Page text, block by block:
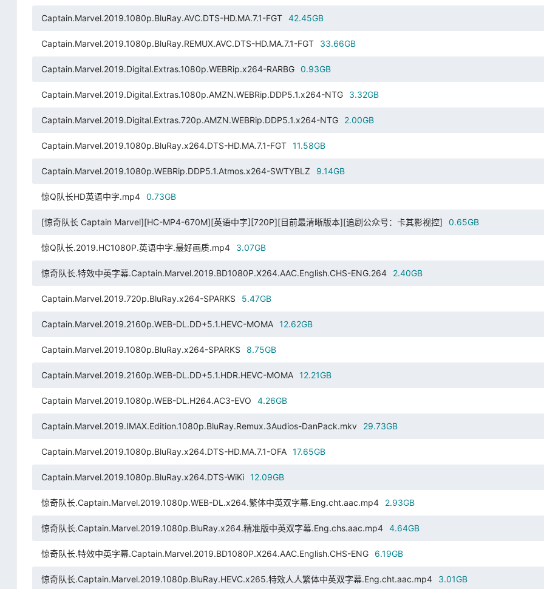
Captain.Marvel.2019.1080p.BluRay.AVC.DTS-HD.MA.7.1-FGT 42.45GB
Captain.Marvel.2019.1080p.BluRay.REMUX.AVC.DTS-HD.MA.7.1-FGT 33.66GB
Captain.Marvel.2019.Digital.Extras.1080p.WEBRip.x264-RARBG 0.93GB
Captain.Marvel.2019.Digital.Extras.1080p.AMZN.WEBRip.DDP5.1.x264-NTG 3.32GB
Captain.Marvel.2019.Digital.Extras.720p.AMZN.WEBRip.DDP5.1.x264-NTG 2.00GB
Captain.Marvel.2019.1080p.BluRay.x264.DTS-HD.MA.7.1-FGT 11.58GB
Captain.Marvel.2019.1080p.WEBRip.DDP5.1.Atmos.x264-SWTYBLZ 9.14GB
惊Q队长HD英语中字.mp4 0.73GB
[惊奇队长 Captain Marvel][HC-MP4-670M][英语中字][720P][目前最清晰版本][追剧公众号：卡其影视控] 0.65GB
惊Q队长.2019.HC1080P.英语中字.最好画质.mp4 3.07GB
惊奇队长.特效中英字幕.Captain.Marvel.2019.BD1080P.X264.AAC.English.CHS-ENG.264 2.40GB
Captain.Marvel.2019.720p.BluRay.x264-SPARKS 5.47GB
Captain.Marvel.2019.2160p.WEB-DL.DD+5.1.HEVC-MOMA 12.62GB
Captain.Marvel.2019.1080p.BluRay.x264-SPARKS 8.75GB
Captain.Marvel.2019.2160p.WEB-DL.DD+5.1.HDR.HEVC-MOMA 12.21GB
Captain Marvel.2019.1080p.WEB-DL.H264.AC3-EVO 4.26GB
Captain.Marvel.2019.IMAX.Edition.1080p.BluRay.Remux.3Audios-DanPack.mkv 29.73GB
Captain.Marvel.2019.1080p.BluRay.x264.DTS-HD.MA.7.1-OFA 17.65GB
Captain.Marvel.2019.1080p.BluRay.x264.DTS-WiKi 12.09GB
惊奇队长.Captain.Marvel.2019.1080p.WEB-DL.x264.繁体中英双字幕.Eng.cht.aac.mp4 2.93GB
惊奇队长.Captain.Marvel.2019.1080p.BluRay.x264.精准版中英双字幕.Eng.chs.aac.mp4 4.64GB
惊奇队长.特效中英字幕.Captain.Marvel.2019.BD1080P.X264.AAC.English.CHS-ENG 6.19GB
惊奇队长.Captain.Marvel.2019.1080p.BluRay.HEVC.x265.特效人人繁体中英双字幕.Eng.cht.aac.mp4 3.01GB